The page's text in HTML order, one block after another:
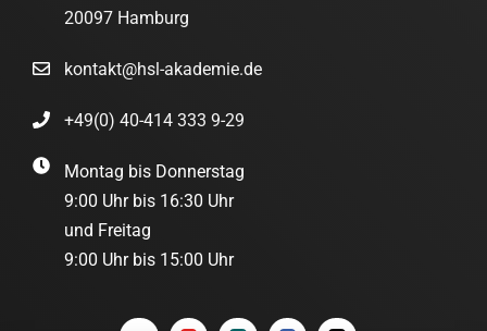
20097 Hamburg
kontakt@hsl-akademie.de
+49(0) 40-414 333 9-29
Montag bis Donnerstag
9:00 Uhr bis 16:30 Uhr
und Freitag
9:00 Uhr bis 15:00 Uhr